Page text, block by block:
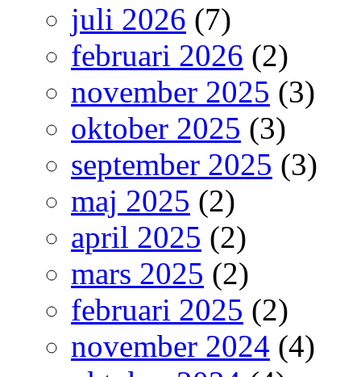
juli 2026 (7)
februari 2026 (2)
november 2025 (3)
oktober 2025 (3)
september 2025 (3)
maj 2025 (2)
april 2025 (2)
mars 2025 (2)
februari 2025 (2)
november 2024 (4)